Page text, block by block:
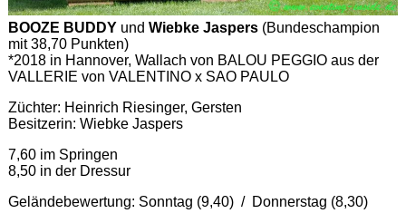
BOOZE BUDDY und Wiebke Jaspers(Bundeschampion
mit 38,70 Punkten)
*2018 in Hannover, Wallach von BALOU PEGGIO aus der
VALLERIE von VALENTINO x SAO PAULO
Züchter: Heinrich Riesinger, Gersten
Besitzerin: Wiebke Jaspers
7,60 im Springen
8,50 in der Dressur
Geländebewertung: Sonntag (9,40) / Donnerstag (8,30)